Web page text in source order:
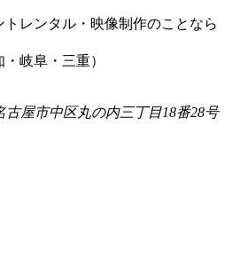
レンタル・映像制作のことなら
岐阜・三重）
古屋市中区丸の内三丁目18番28号